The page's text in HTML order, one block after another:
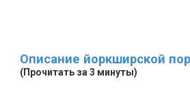
Описание йоркширской
(Прочитать за 3 минуты)